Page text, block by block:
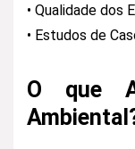
• Qualidade dos
• Estudos de
O que